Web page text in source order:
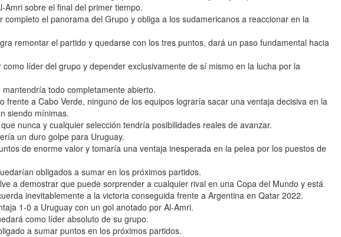
Amri sobre el final del primer tiempo.
completo el panorama del Grupo y obliga a los sudamericanos a reaccionar en la
remontar el partido y quedarse con los tres puntos, dará un paso fundamental hacia
líder del grupo y depender exclusivamente de sí mismo en la lucha por la
todo completamente abierto.
frente a Cabo Verde, ninguno de los equipos lograría sacar una ventaja decisiva en la
siendo mínimas.
nunca y cualquier selección tendría posibilidades reales de avanzar.
un duro golpe para Uruguay.
de enorme valor y tomaría una ventaja inesperada en la pelea por los puestos de
obligados a sumar en los próximos partidos.
a demostrar que puede sorprender a cualquier rival en una Copa del Mundo y está
inevitablemente a la victoria conseguida frente a Argentina en Qatar 2022.
1-0 a Uruguay con un gol anotado por Al-Amri.
como líder absoluto de su grupo.
a sumar puntos en los próximos partidos.